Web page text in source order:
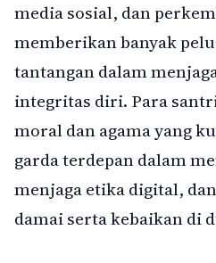
media sosial, dan
memberikan banyak
tantangan dalam
integritas diri. Para
moral dan agama yang
garda terdepan dalam
menjaga etika digital,
damai serta kebaikan di